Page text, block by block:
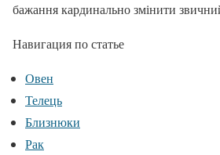
бажання кардинально змінити
Навигация по статье
Овен
Телець
Близнюки
Рак